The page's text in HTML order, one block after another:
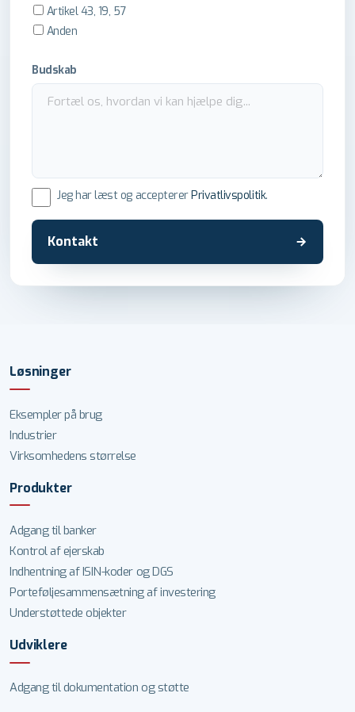
Artikel 43, 19, 57
Anden
Budskab
Jeg har læst og acceptererPrivatlivspolitik.
Kontakt
Løsninger
Eksempler på brug
Industrier
Virksomhedens størrelse
Produkter
Adgang til banker
Kontrol af ejerskab
Indhentning af ISIN-koder og DGS
Porteføljesammensætning af investering
Understøttede objekter
Udviklere
Adgang til dokumentation og støtte